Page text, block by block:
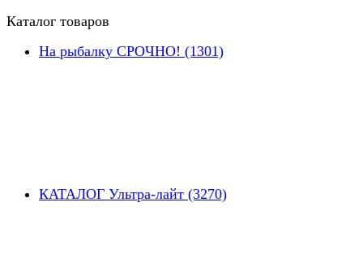
Каталог товаров
На рыбалку СРОЧНО! (1301)
КАТАЛОГ Ультра-лайт (3270)